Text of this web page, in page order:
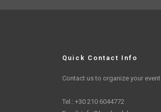
Quick Contact Info
Contact us to organize your event
Tel.: +30 210 6044772